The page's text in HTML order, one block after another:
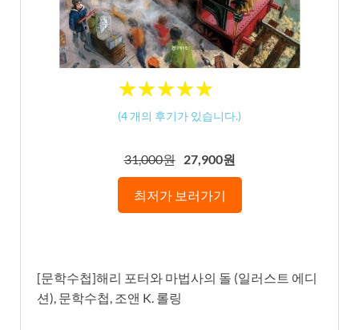
★★★★★
★★★★★
(4 개의 후기가 있습니다.)
31,000원 27,900원
최저가 보러가기
[문학수첩]해리 포터와 마법사의 돌 (일러스트 에디
션), 문학수첩, 조앤 K. 롤링